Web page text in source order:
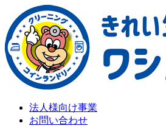
法人様向け事業
お問い合わせ